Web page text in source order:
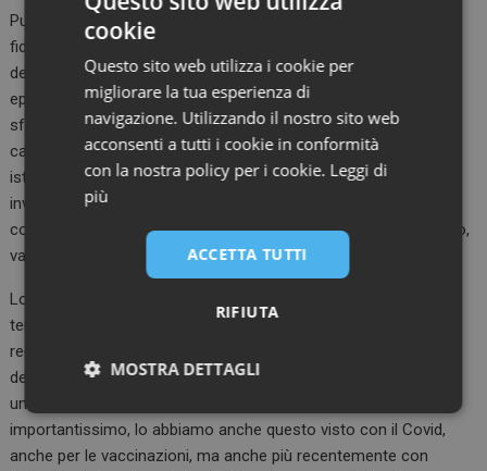
Purtroppo questo, con il Covid, è venuto meno e ha minato la
fiducia del cittadino nei confronti dell’istituzione sanitaria”, ha
detto l’esperto, già assessore alla salute della Regione Puglia in
epoca Covid. Per Lopalco le istituzioni devono però fare uno
sforzo in più anche per essere credibili, investendo sulle
campagne vaccinali, “rendendo evidente al cittadino che le
istituzioni per prime credono nella prevenzione, al punto da
investirci così tante risorse. Perché una campagna vaccinale
costa tanto, ma ha un ritorno nel tempo che, come già spiegato,
va anche oltre la salute”.
Lopalco ha sottolineato come quello della prevenzione sia un
tema da affrontare in logica One Health. “Del resto, tutti i più
recenti problemi infettivi sono il risultato di un’alterazione
dell’equilibrio fra salute animale, salute ambientale e salute
umana. Avere un approccio di prospettiva globale è
importantissimo, lo abbiamo anche questo visto con il Covid,
anche per le vaccinazioni, ma anche più recentemente con
cookie
Questo sito web utilizza i cookie per
migliorare la tua esperienza di
navigazione. Utilizzando il nostro sito web
acconsenti a tutti i cookie in conformità
con la nostra policy per i cookie. Leggi di
più
ACCETTA TUTTI
RIFIUTA
MOSTRA DETTAGLI
Necessari Marketing